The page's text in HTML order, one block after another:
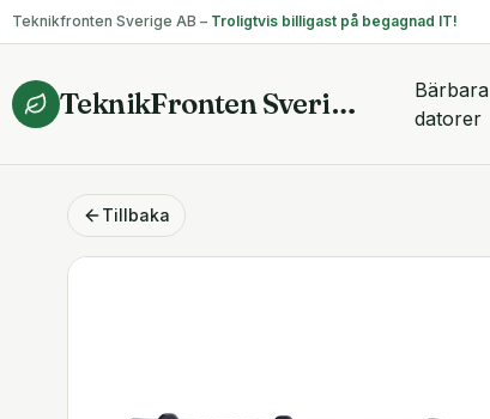
Teknikfronten Sverige AB – Troligtvis billigast på begagnad IT!
TeknikFronten Sverige AB
Bärbara
datorer
Tillbaka